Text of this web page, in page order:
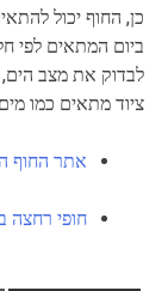
כן, החוף יכול
ביום המתאים לפי
לבדוק את מצב הים,
ציוד מתאים כמו
אתר החוף
חופי רחצה